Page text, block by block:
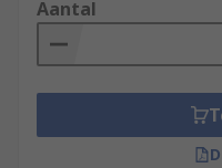
Aantal